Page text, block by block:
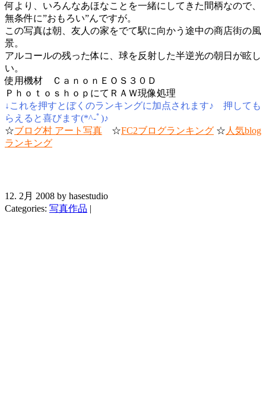
何より、いろんなあほなことを一緒にしてきた間柄なので、
無条件に”おもろい”んですが。
この写真は朝、友人の家をでて駅に向かう途中の商店街の風
景。
アルコールの残った体に、球を反射した半逆光の朝日が眩し
い。
使用機材 ＣａｎｏｎＥＯＳ３０Ｄ
ＰｈｏｔｏｓｈｏｐにてＲＡＷ現像処理
↓これを押すとぼくのランキングに加点されます♪ 押しても
らえると喜びます(*^-ﾟ)♪
☆ブログ村 アート写真 ☆FC2ブログランキング ☆ 人気blog
ランキング
12. 2月 2008 by hasestudio
Categories: 写真作品 |